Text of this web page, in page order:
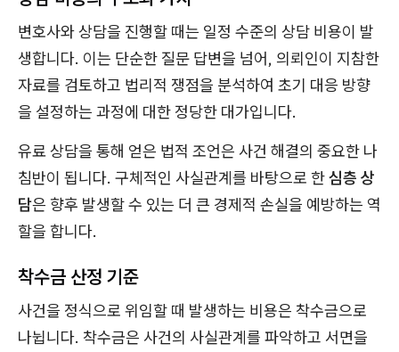
변호사와 상담을 진행할 때는 일정 수준의 상담 비용이 발
생합니다. 이는 단순한 질문 답변을 넘어, 의뢰인이 지참한
자료를 검토하고 법리적 쟁점을 분석하여 초기 대응 방향
을 설정하는 과정에 대한 정당한 대가입니다.
유료 상담을 통해 얻은 법적 조언은 사건 해결의 중요한 나
침반이 됩니다. 구체적인 사실관계를 바탕으로 한심층 상
담은 향후 발생할 수 있는 더 큰 경제적 손실을 예방하는 역
할을 합니다.
착수금 산정 기준
사건을 정식으로 위임할 때 발생하는 비용은 착수금으로
나뉩니다. 착수금은 사건의 사실관계를 파악하고 서면을